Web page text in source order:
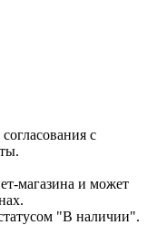
с
магазина и может
"В наличии".